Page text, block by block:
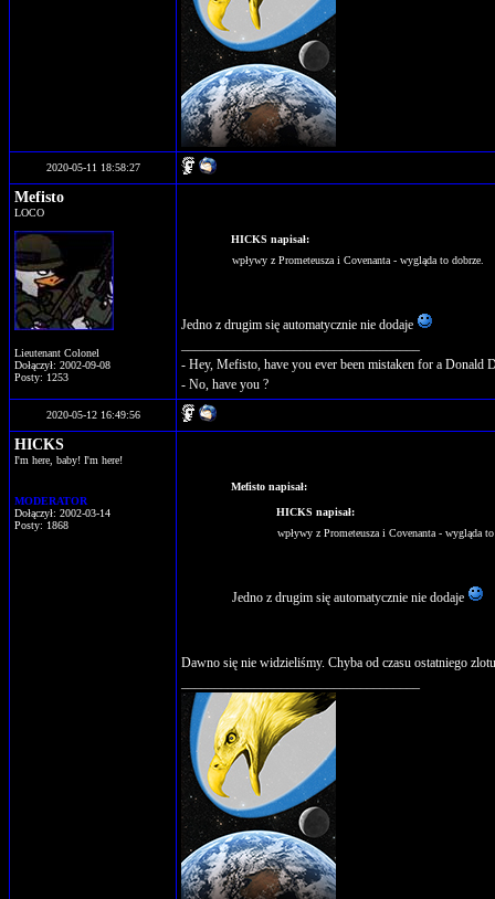
2020-05-11 18:58:27
Mefisto
LOCO
Lieutenant Colonel
Dołączył: 2002-09-08
Posty: 1253
HICKS napisał:
wpływy z Prometeusza i Covenanta - wygląda to dobrze.
Jedno z drugim się automatycznie nie dodaje
- Hey, Mefisto, have you ever been mistaken for a Donald
- No, have you ?
2020-05-12 16:49:56
HICKS
I'm here, baby! I'm here!
MODERATOR
Dołączył: 2002-03-14
Posty: 1868
Mefisto napisał:
HICKS napisał:
wpływy z Prometeusza i Covenanta - wygląda
Jedno z drugim się automatycznie nie dodaje
Dawno się nie widzieliśmy. Chyba od czasu ostatniego